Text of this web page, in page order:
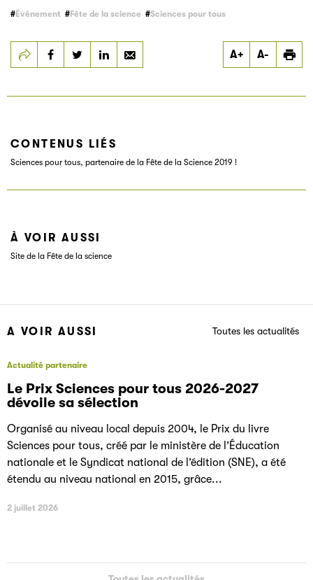
Événement
Fête de la science Sciences pour tous
Partager
Fête de la
Partager
Fête de la
Partager
Fête de la
A+ A-
CONTENUS LIÉS
Sciences pour tous, partenaire de la Fête de la Science 2019 !
À VOIR AUSSI
Site de la Fête de la science
A VOIR AUSSI Toutes les actualités
Actualité partenaire
Le Prix Sciences pour tous 2026-2027
dévoile sa sélection
Organisé au niveau local depuis 2004, le Prix du livre
Sciences pour tous, créé par le ministère de l’Éducation
nationale et le Syndicat national de l’édition (SNE), a été
étendu au niveau national en 2015, grâce...
2 juillet 2026